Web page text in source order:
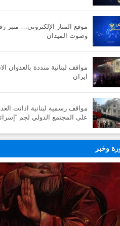
موقع المنار الإلكتروني… منبر
وصوت الميدان
مواقف لبنانية منددة بالعدوان
ايران
مواقف رسمية لبنانية ادانت
على المجتمع الدولي لجم
وخبر